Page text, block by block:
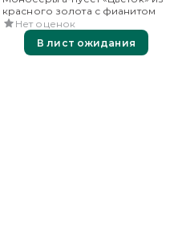
красного золота с фианитом
Нет оценок
В лист ожидания